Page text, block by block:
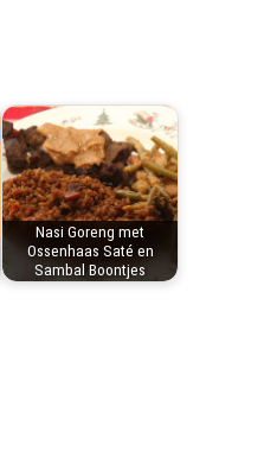
Nasi Goreng met
Ossenhaas Saté en
Sambal Boontjes